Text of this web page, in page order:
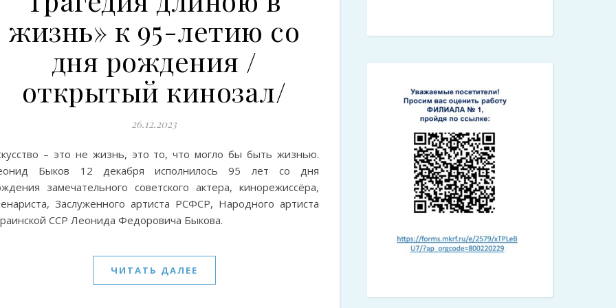
жизнь» к 95-летию со
дня рождения /
открытый кинозал/
26.12.2023
– это не жизнь, это то, что могло бы быть жизнью.
Быков 12 декабря исполнилось 95 лет со дня
замечательного советского актера, кинорежиссёра,
Заслуженного артиста РСФСР, Народного артиста
ССР Леонида Федоровича Быкова.
ЧИТАТЬ ДАЛЕЕ